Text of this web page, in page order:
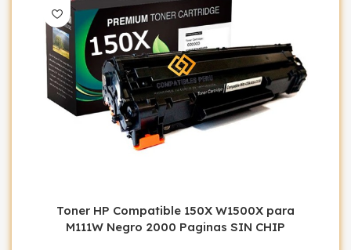
Toner HP Compatible 150X W1500X para
M111W Negro 2000 Paginas SIN CHIP